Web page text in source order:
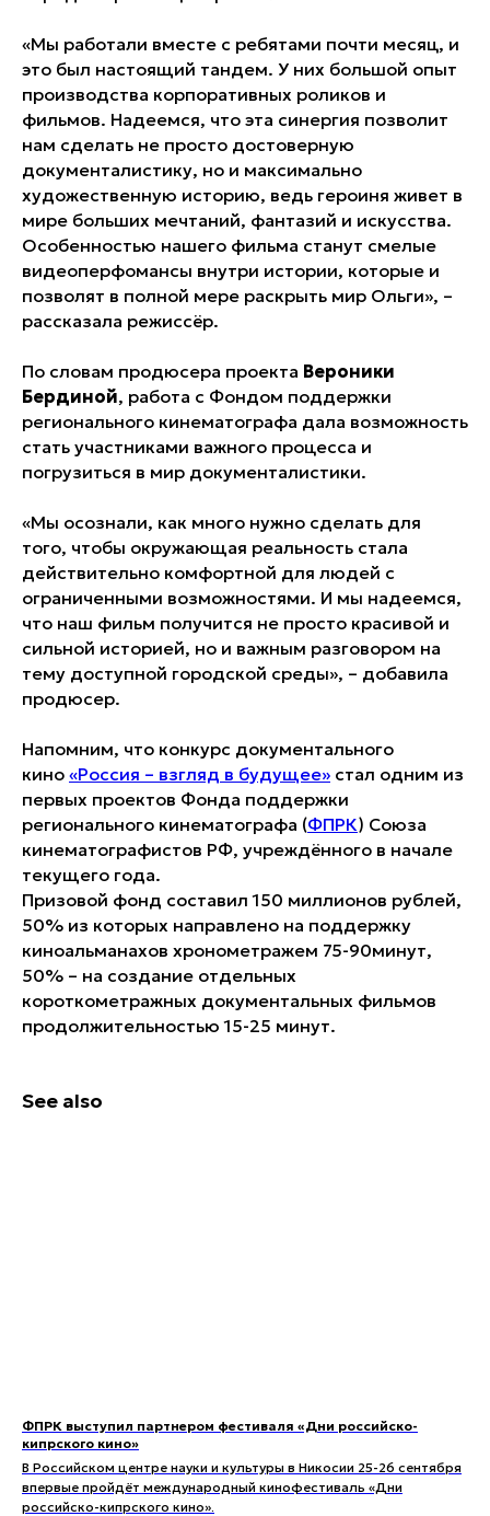
«Мы работали вместе с ребятами почти месяц, и
это был настоящий тандем. У них большой опыт
производства корпоративных роликов и
фильмов. Надеемся, что эта синергия позволит
нам сделать не просто достоверную
документалистику, но и максимально
художественную историю, ведь героиня живет в
мире больших мечтаний, фантазий и искусства.
Особенностью нашего фильма станут смелые
видеоперфомансы внутри истории, которые и
позволят в полной мере раскрыть мир Ольги», –
рассказала режиссёр.
По словам продюсера проекта Вероники
Бердиной, работа с Фондом поддержки
регионального кинематографа дала возможность
стать участниками важного процесса и
погрузиться в мир документалистики.
«Мы осознали, как много нужно сделать для
того, чтобы окружающая реальность стала
действительно комфортной для людей с
ограниченными возможностями. И мы надеемся,
что наш фильм получится не просто красивой и
сильной историей, но и важным разговором на
тему доступной городской среды», – добавила
продюсер.
Напомним, что конкурс документального
кино «Россия – взгляд в будущее» стал одним из
первых проектов Фонда поддержки
регионального кинематографа (ФПРК) Союза
кинематографистов РФ, учреждённого в начале
текущего года.
Призовой фонд составил 150 миллионов рублей,
50% из которых направлено на поддержку
киноальманахов хронометражем 75-90минут,
50% – на создание отдельных
короткометражных документальных фильмов
продолжительностью 15-25 минут.
See also
ФПРК выступил партнером фестиваля «Дни российско-
кипрского кино»
В Российском центре науки и культуры в Никосии 25-26 сентября
впервые пройдёт международный кинофестиваль «Дни
российско-кипрского кино».